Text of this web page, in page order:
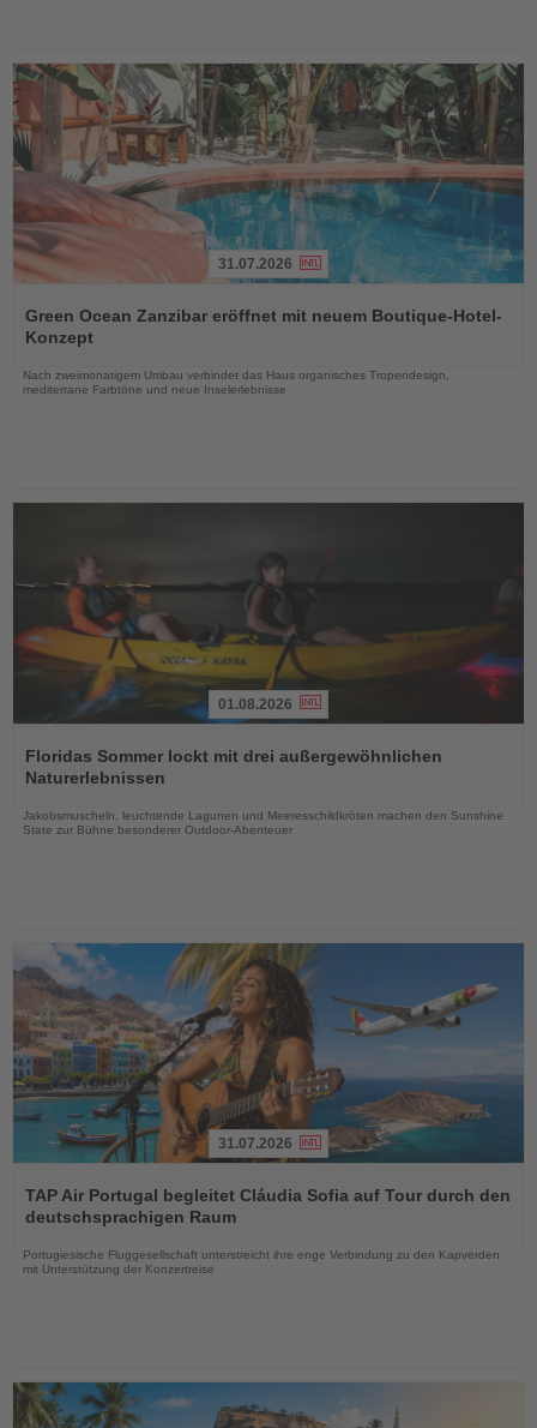
Sie
die
Nachrichten
31.07.2026
Green Ocean Zanzibar eröffnet mit neuem Boutique-Hotel-
Konzept
Nach zweimonatigem Umbau verbindet das Haus organisches Tropendesign,
mediterrane Farbtöne und neue Inselerlebnisse
Sie
die
01.08.2026
Floridas Sommer lockt mit drei außergewöhnlichen
Naturerlebnissen
Jakobsmuscheln, leuchtende Lagunen und Meeresschildkröten machen den Sunshine
State zur Bühne besonderer Outdoor-Abenteuer
Sie
die
31.07.2026
TAP Air Portugal begleitet Cláudia Sofia auf Tour durch den
deutschsprachigen Raum
Portugiesische Fluggesellschaft unterstreicht ihre enge Verbindung zu den Kapverden
mit Unterstützung der Konzertreise